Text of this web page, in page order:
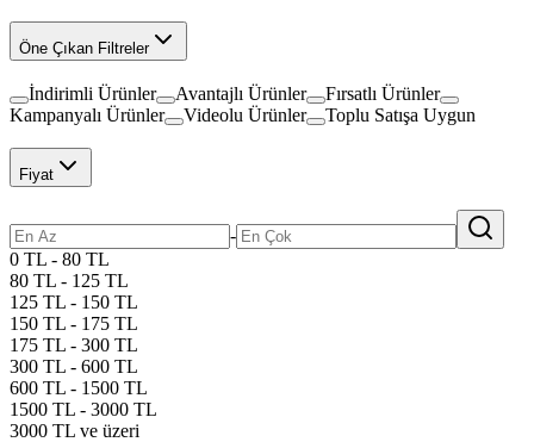
Öne Çıkan Filtreler
İndirimli Ürünler Avantajlı Ürünler
Fırsatlı Ürünler
Kampanyalı Ürünler
Videolu Ürünler Toplu Satışa Uygun
Fiyat
-
0 TL - 80 TL
80 TL - 125 TL
125 TL - 150 TL
150 TL - 175 TL
175 TL - 300 TL
300 TL - 600 TL
600 TL - 1500 TL
1500 TL - 3000 TL
3000 TL ve üzeri